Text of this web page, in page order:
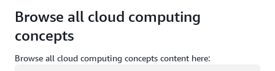
Browse all cloud computing
concepts
Browse all cloud computing concepts content here: